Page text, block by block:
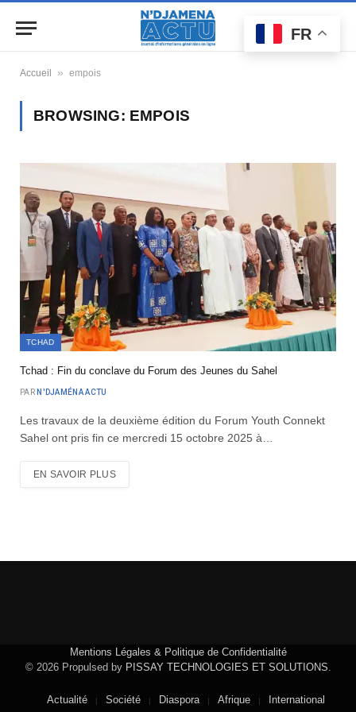
Accueil » empois
BROWSING: EMPOIS
TCHAD
Tchad : Fin du conclave du Forum des Jeunes du Sahel
PAR N'DJAMÉNA ACTU
Les travaux de la deuxième édition du Forum Youth Connekt
Sahel ont pris fin ce mercredi 15 octobre 2025 à…
EN SAVOIR PLUS
Mentions Légales & Politique de Confidentialité
© 2026 Propulsed by PISSAY TECHNOLOGIES ET SOLUTIONS
Actualité Société Diaspora Afrique International
FR